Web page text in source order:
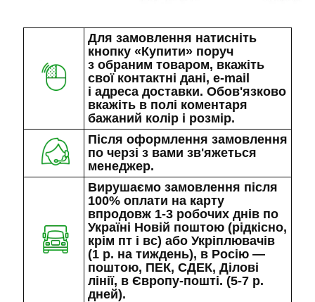
Для замовлення натисніть
кнопку «Купити» поруч
з обраним товаром, вкажіть
свої контактні дані, e-mail
і адреса доставки. Обов'язково
вкажіть в полі коментаря
бажаний колір і розмір.
Після оформлення замовлення
по черзі з вами зв'яжеться
менеджер.
Вирушаємо замовлення після
100% оплати на карту
впродовж 1-3 робочих днів по
Україні Новій поштою (рідкісно,
крім пт і вс) або Укріплювачів
(1 р. на тиждень), в Росію —
поштою, ПЕК, СДЕК, Ділові
лінії, в Європу-пошті. (5-7 р.
дней).